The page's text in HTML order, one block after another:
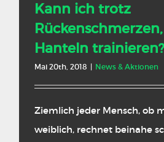
Kann ich trotz
Hanteln trainieren?
Mai 20th, 2018 | News & Aktionen
Ziemlich jeder Mensch, ob
weiblich, rechnet beinahe